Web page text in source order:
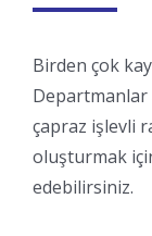
Birden çok
Departmanlar
çapraz işlevli
oluşturmak
edebilirsiniz.